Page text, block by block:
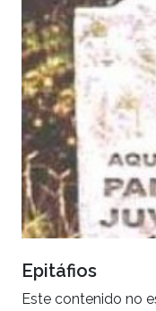
Epitáfios
Este contenido no